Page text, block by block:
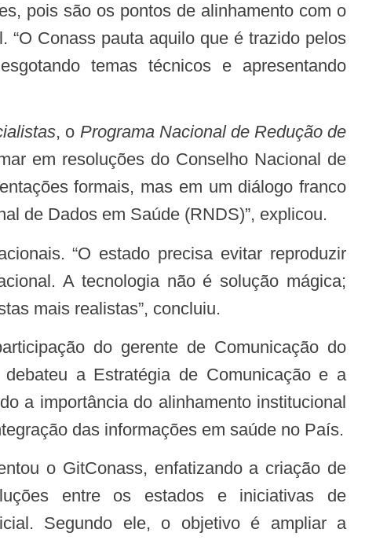
pois são os pontos de alinhamento com o
“O Conass pauta aquilo que é trazido pelos
temas técnicos e apresentando
, o Programa Nacional de Redução de
em resoluções do Conselho Nacional de
formais, mas em um diálogo franco
de Dados em Saúde (RNDS)”, explicou.
A tecnologia não é solução mágica;
mais realistas”, concluiu.
a Estratégia de Comunicação e a
a importância do alinhamento institucional
das informações em saúde no País.
entre os estados e iniciativas de
Segundo ele, o objetivo é ampliar a